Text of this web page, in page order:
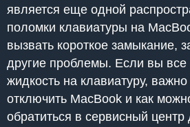
является еще одной
поломки клавиатуры на
вызвать короткое замыкание,
другие проблемы. Если вы все
жидкость на клавиатуру,
отключить MacBook и как
обратиться в сервисный центр